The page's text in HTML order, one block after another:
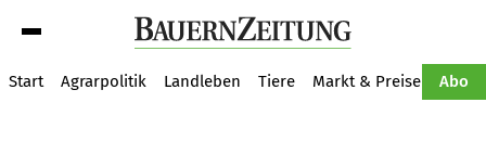
Start Agrarpolitik Landleben Tiere Markt & Preise Abo